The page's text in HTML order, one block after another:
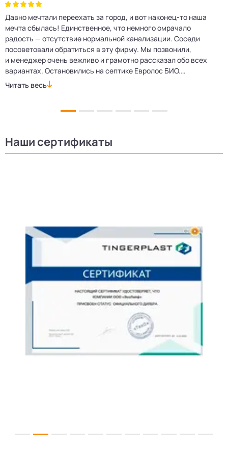
Давно мечтали переехать за город, и вот наконец‑то наша
мечта сбылась! Единственное, что немного омрачало
радость — отсутствие нормальной канализации. Соседи
посоветовали обратиться в эту фирму. Мы позвонили,
и менеджер очень вежливо и грамотно рассказал обо всех
вариантах. Остановились на септике Евролос БИО.
Монтажники приехали вовремя, установили всё быстро
Читать весь
Наши сертификаты